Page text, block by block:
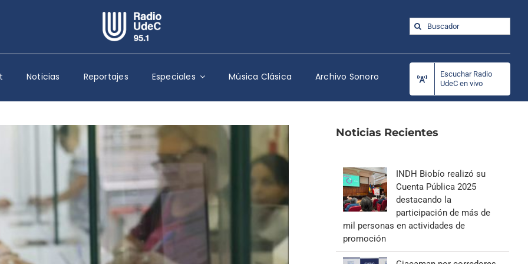
Escuchar Radio UdeC en vivo
Quiénes Somos
Programación
Podcast
Noticias
Columnas
Música Clásica
Especiales
Buscar:
Noticias Reportajes Especiales Música Clásica Archivo Sonoro
Escuchar Radio
UdeC en vivo
Noticias Recientes
INDH Biobío realizó su
Cuenta Pública 2025
destacando la
participación de más de
mil personas en actividades de
promoción